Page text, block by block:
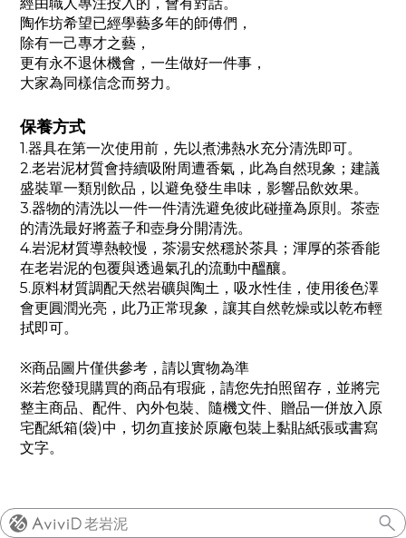
陶作坊希望已經學藝多年的師傅們，
除有一己專才之藝，
更有永不退休機會，一生做好一件事，
大家為同樣信念而努力。
保養方式
1.器具在第一次使用前，先以煮沸熱水充分清洗即可。
2.老岩泥材質會持續吸附周遭香氣，此為自然現象；建議
盛裝單一類別飲品，以避免發生串味，影響品飲效果。
3.器物的清洗以一件一件清洗避免彼此碰撞為原則。茶壺
的清洗最好將蓋子和壺身分開清洗。
4.岩泥材質導熱較慢，茶湯安然穩於茶具；渾厚的茶香能
在老岩泥的包覆與透過氣孔的流動中醞釀。
5.原料材質調配天然岩礦與陶土，吸水性佳，使用後色澤
會更圓潤光亮，此乃正常現象，讓其自然乾燥或以乾布輕
拭即可。
※商品圖片僅供參考，請以實物為準
※若您發現購買的商品有瑕疵，請您先拍照留存，並將完
整主商品、配件、內外包裝、隨機文件、贈品一併放入原
宅配紙箱(袋)中，切勿直接於原廠包裝上黏貼紙張或書寫
文字。
老岩泥